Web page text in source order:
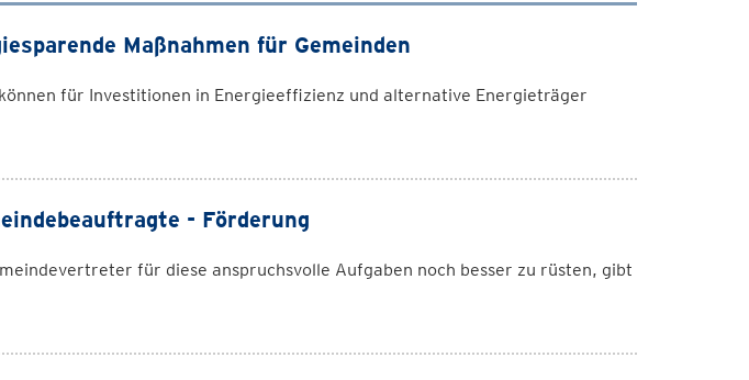
Maßnahmen für Gemeinden
für Investitionen in Energieeffizienz und alternative Energieträger
- Förderung
für diese anspruchsvolle Aufgaben noch besser zu rüsten, gibt